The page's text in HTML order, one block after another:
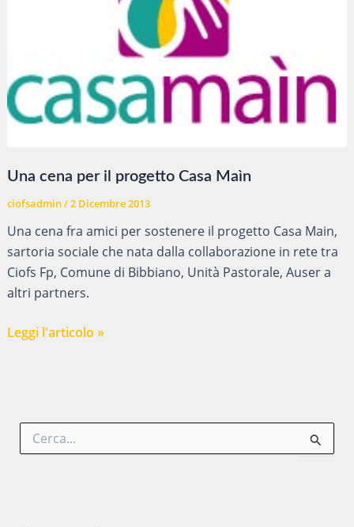
Una cena per il progetto Casa Maìn
ciofsadmin/2 Dicembre 2013
Una cena fra amici per sostenere il progetto Casa Main,
sartoria sociale che nata dalla collaborazione in rete tra
Ciofs Fp, Comune di Bibbiano, Unità Pastorale, Auser a
altri partners.
Una
Casa
Maìn
Leggi l'articolo »
C